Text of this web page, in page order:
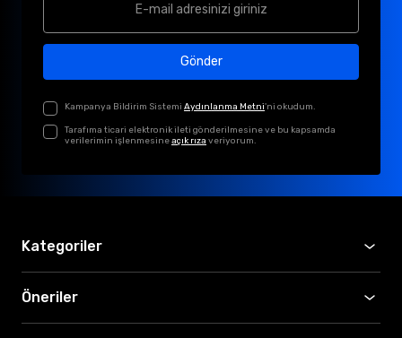
Gönder
Kampanya Bildirim Sistemi Aydınlanma Metni'ni okudum.
Tarafıma ticari elektronik ileti gönderilmesine ve bu kapsamda
verilerimin işlenmesineaçık rıza veriyorum.
Kategoriler
Öneriler